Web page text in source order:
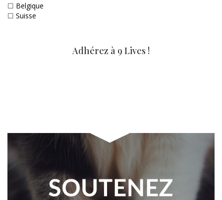
☐ Belgique
☐ Suisse
Adhérez à 9 Lives !